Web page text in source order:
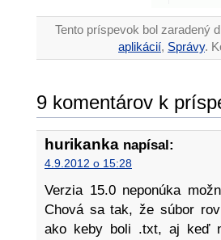
Tento príspevok bol zaradený
aplikácií, Správy.
9 komentárov k
hurikanka napísal:
4.9.2012 o 15:28
Verzia 15.0 neponúka
Chová sa tak, že súbor
ako keby boli .txt, aj keď